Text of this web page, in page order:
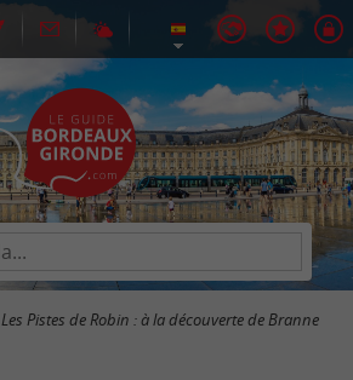
Les Pistes de Robin : à la découverte de Branne